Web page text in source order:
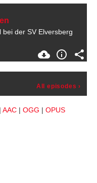
bei der SV Elversberg
All episodes ›
| AAC | OGG | OPUS